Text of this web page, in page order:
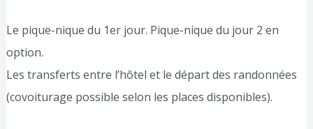
Le pique-nique du 1er jour. Pique-nique du jour 2 en
option.
Les transferts entre l’hôtel et le départ des randonnées
(covoiturage possible selon les places disponibles).